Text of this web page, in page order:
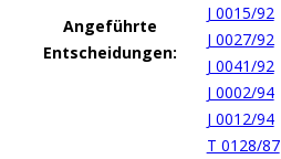
Angeführte
Entscheidungen:
J 0015/92
J 0027/92
J 0041/92
J 0002/94
J 0012/94
T 0128/87